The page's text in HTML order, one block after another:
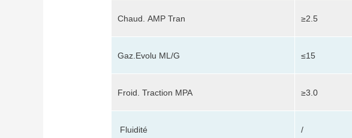
Chaud.AMP Tran ≥2.5
Gaz.Evolu ML/G ≤15
Froid. Traction MPA ≥3.0
Fluidité /